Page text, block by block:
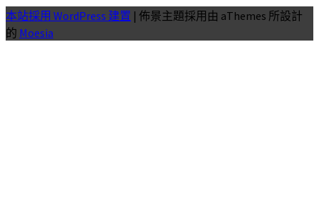
本站採用 WordPress 建置 | 佈景主題採用由 aThemes 所設計
的 Moesia